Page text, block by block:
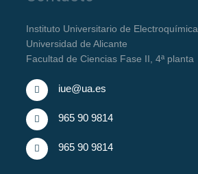
Instituto Universitario de Electroquímica
Universidad de Alicante
Facultad de Ciencias Fase II, 4ª planta
iue@ua.es
965 90 9814
965 90 9814